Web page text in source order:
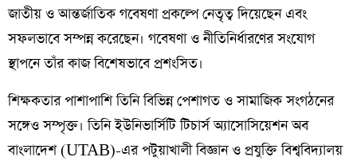
জাতীয় ও আন্তর্জাতিক গবেষণা প্রকল্পে নেতৃত্ব দিয়েছেন এবং
সফলভাবে সম্পন্ন করেছেন। গবেষণা ও নীতিনির্ধারণের সংযোগ
স্থাপনে তাঁর কাজ বিশেষভাবে প্রশংসিত।
শিক্ষকতার পাশাপাশি তিনি বিভিন্ন পেশাগত ও সামাজিক সংগঠনের
সঙ্গেও সম্পৃক্ত। তিনি ইউনিভার্সিটি টিচার্স অ্যাসোসিয়েশন অব
বাংলাদেশ (UTAB)-এর পটুয়াখালী বিজ্ঞান ও প্রযুক্তি বিশ্ববিদ্যালয়